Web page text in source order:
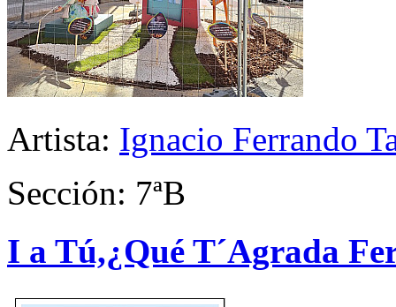
Artista: Ignacio Ferrando
Sección: 7ªB
I a Tú,¿Qué T´Agrada